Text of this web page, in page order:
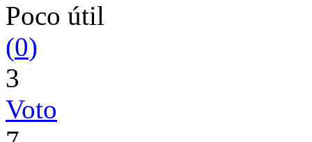
Poco útil
(0)
3
Voto